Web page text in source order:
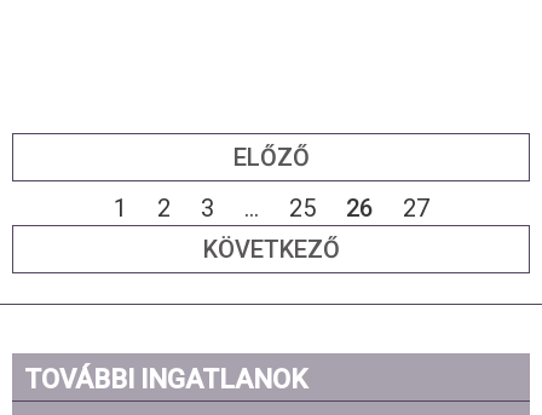
ELŐZŐ
1
2 3 ... 25 26
27
KÖVETKEZŐ
TOVÁBBI INGATLANOK